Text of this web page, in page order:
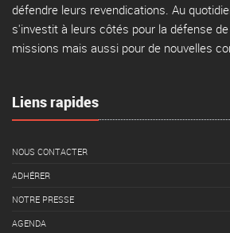
défendre leurs revendications. Au
s'investit à leurs côtés pour la défense
missions mais aussi pour de nouvelles
Liens rapides
NOUS CONTACTER
ADHÉRER
NOTRE PRESSE
AGENDA